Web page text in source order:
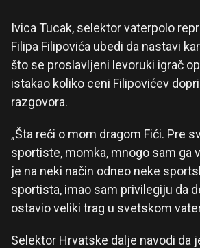
Ivica Tucak, selektor vaterpolo
Filipa Filipovića ubedi da nastavi
što se proslavljeni levoruki igrač
istakao koliko ceni Filipovićev
razgovora.
„Šta reći o mom dragom Fići. Pre
sportiste, momka, mnogo sam ga
je na neki način odneo neke
sportista, imao sam privilegiju da
ostavio veliki trag u svetskom
Selektor Hrvatske dalje navodi da